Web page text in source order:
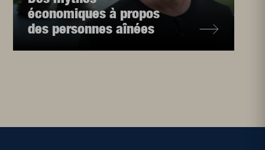
économiques à propos
des personnes aînées